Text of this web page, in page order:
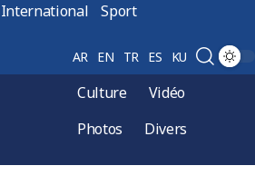
International Sport
AR EN TR ES KU
Culture
Vidéo
Photos
Divers